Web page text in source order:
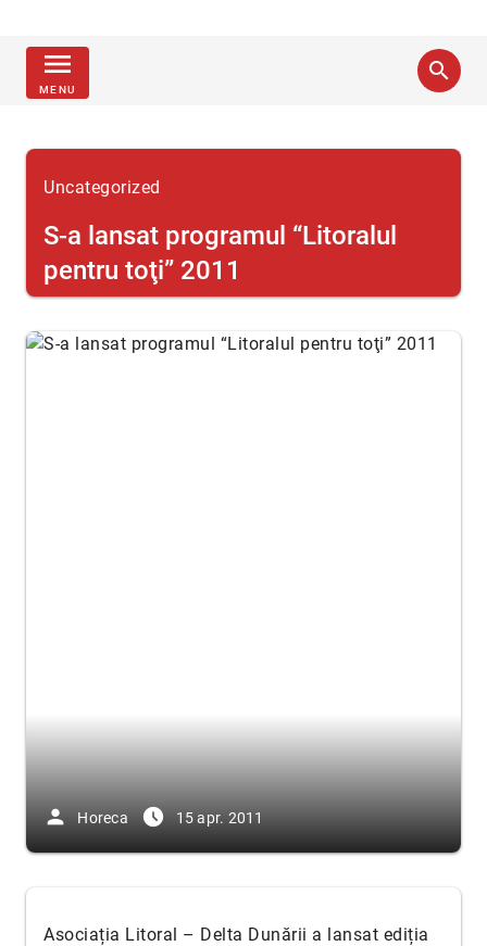
menu
MENU
search
Uncategorized
S-a lansat programul “Litoralul
pentru toţi” 2011
person Horeca access_time_filled 15 apr. 2011
Asociația Litoral – Delta Dunării a lansat ediția